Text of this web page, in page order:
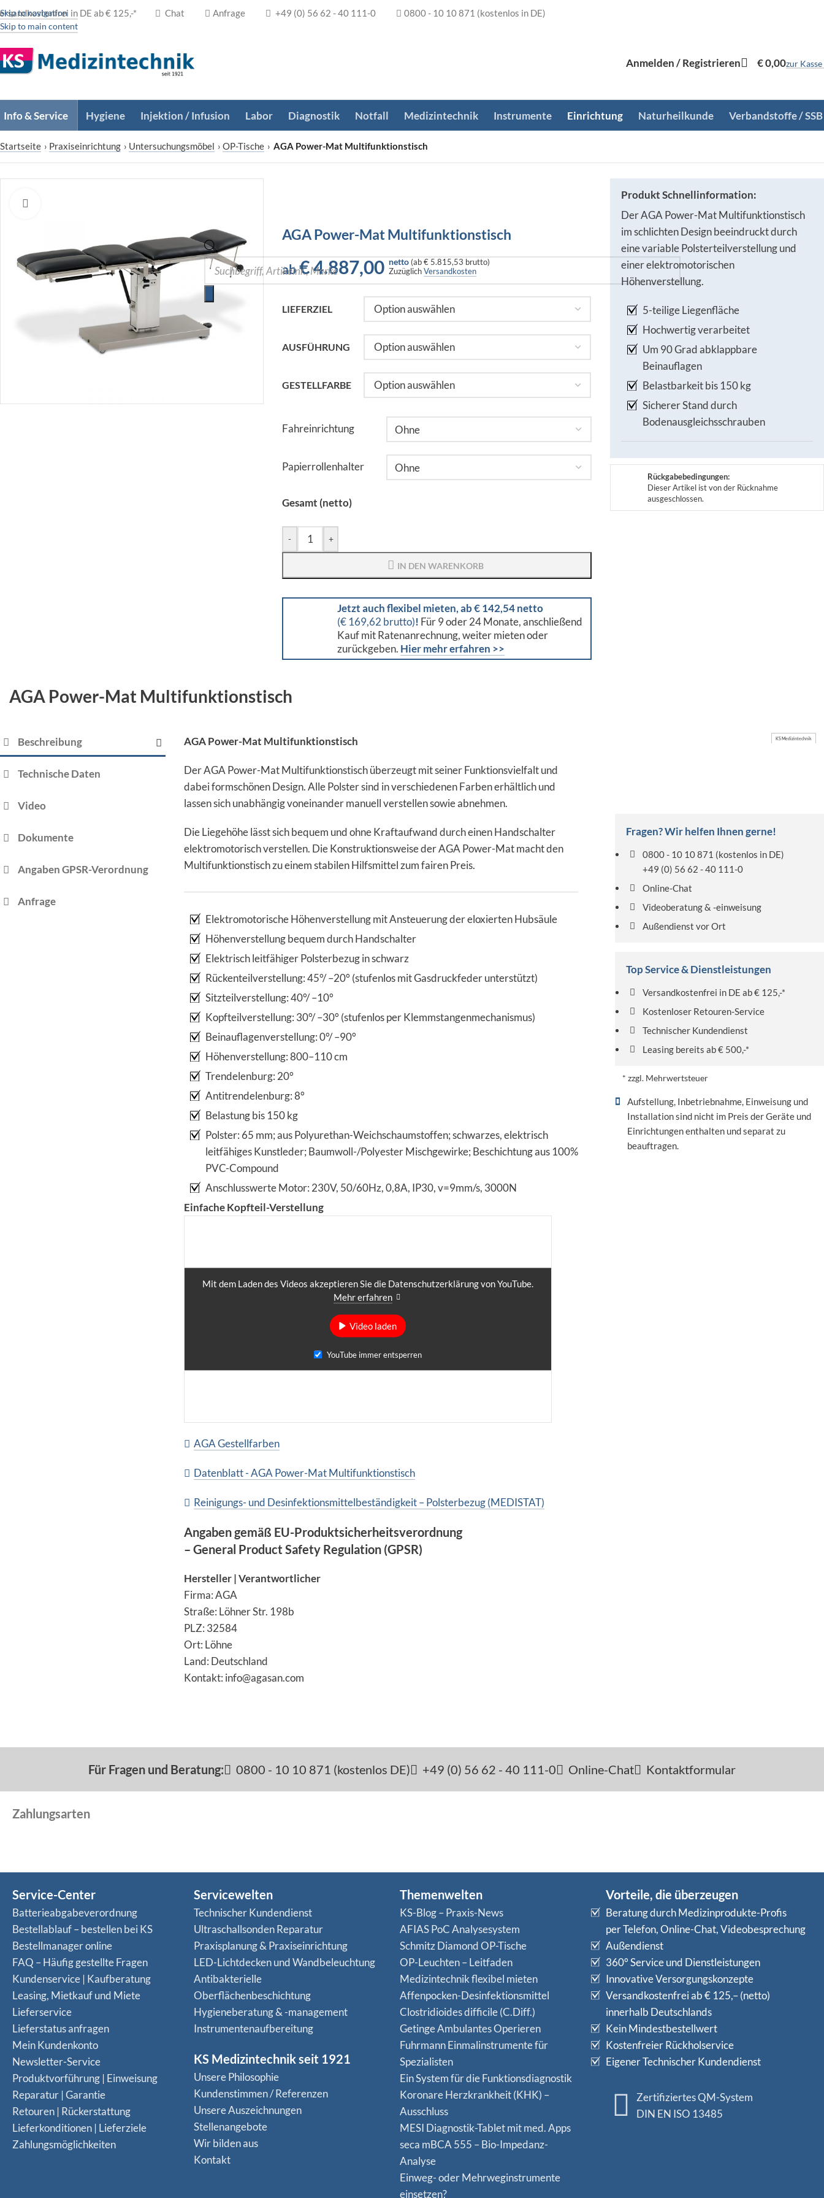
Skip to navigation
Skip to main content
in DE ab € 125,-* Chat Anfrage +49 (0) 56 62 - 40 111-0 0800 - 10 10 871 (kostenlos in DE)
Anmelden / Registrieren €0,00zur Kasse
Info & Service Hygiene Injektion / Infusion Labor Diagnostik Notfall Medizintechnik Instrumente Einrichtung Naturheilkunde Verbandstoffe / SSB
Startseite › Praxiseinrichtung › Untersuchungsmöbel › OP-Tische › AGA Power-Mat Multifunktionstisch
AGA Power-Mat Multifunktionstisch
ab €4.887,00 netto (ab€ 5.815,53 brutto)
ZuzüglichVersandkosten
LIEFERZIEL
AUSFÜHRUNG
GESTELLFARBE
Fahreinrichtung
Papierrollenhalter
Gesamt (netto)
- +
IN DEN WARENKORB
Jetzt auch flexibel mieten, ab € 142,54 netto
(€ 169,62 brutto)! Für 9 oder 24 Monate, anschließend
Kauf mit Ratenanrechnung, weiter mieten oder
zurückgeben. Hier mehr erfahren >>
Produkt Schnellinformation:
Der AGA Power-Mat Multifunktionstisch
im schlichten Design beeindruckt durch
eine variable Polsterteilverstellung und
einer elektromotorischen
Höhenverstellung.
5-teilige Liegenfläche
Hochwertig verarbeitet
Um 90 Grad abklappbare
Beinauflagen
Belastbarkeit bis 150 kg
Sicherer Stand durch
Bodenausgleichsschrauben
Rückgabebedingungen:
Dieser Artikel ist von der Rücknahme
ausgeschlossen.
AGA Power-Mat Multifunktionstisch
Beschreibung
Technische Daten
Video
Dokumente
Angaben GPSR-Verordnung
Anfrage
AGA Power-Mat Multifunktionstisch
Der AGA Power-Mat Multifunktionstisch überzeugt mit seiner Funktionsvielfalt und
dabei formschönen Design. Alle Polster sind in verschiedenen Farben erhältlich und
lassen sich unabhängig voneinander manuell verstellen sowie abnehmen.
Die Liegehöhe lässt sich bequem und ohne Kraftaufwand durch einen Handschalter
elektromotorisch verstellen. Die Konstruktionsweise der AGA Power-Mat macht den
Multifunktionstisch zu einem stabilen Hilfsmittel zum fairen Preis.
Elektromotorische Höhenverstellung mit Ansteuerung der eloxierten Hubsäule
Höhenverstellung bequem durch Handschalter
Elektrisch leitfähiger Polsterbezug in schwarz
Rückenteilverstellung: 45°/ –20° (stufenlos mit Gasdruckfeder unterstützt)
Sitzteilverstellung: 40°/ –10°
Kopfteilverstellung: 30°/ –30° (stufenlos per Klemmstangenmechanismus)
Beinauflagenverstellung: 0°/ –90°
Höhenverstellung: 800–110 cm
Trendelenburg: 20°
Antitrendelenburg: 8°
Belastung bis 150 kg
Polster: 65 mm; aus Polyurethan-Weichschaumstoffen; schwarzes, elektrisch
leitfähiges Kunstleder; Baumwoll-/Polyester Mischgewirke; Beschichtung aus 100%
PVC-Compound
Anschlusswerte Motor: 230V, 50/60Hz, 0,8A, IP30, v=9mm/s, 3000N
Einfache Kopfteil-Verstellung
Mit dem Laden des Videos akzeptieren Sie die Datenschutzerklärung von YouTube.
Mehr erfahren
Video laden
YouTube immer entsperren
AGA Gestellfarben
Datenblatt - AGA Power-Mat Multifunktionstisch
Reinigungs- und Desinfektionsmittelbeständigkeit – Polsterbezug (MEDISTAT)
Angaben gemäß EU-Produktsicherheitsverordnung
– General Product Safety Regulation (GPSR)
Hersteller | Verantwortlicher
Firma: AGA
Straße: Löhner Str. 198b
PLZ: 32584
Ort: Löhne
Land: Deutschland
Kontakt: info@agasan.com
KS Medizintechnik
Fragen? Wir helfen Ihnen gerne!
0800 - 10 10 871 (kostenlos in DE)
+49 (0) 56 62 - 40 111-0
Online-Chat
Videoberatung & -einweisung
Außendienst vor Ort
Top Service & Dienstleistungen
Versandkostenfrei in DE ab € 125,-*
Kostenloser Retouren-Service
Technischer Kundendienst
Leasing bereits ab € 500,-*
* zzgl. Mehrwertsteuer
Aufstellung, Inbetriebnahme, Einweisung und
Installation sind nicht im Preis der Geräte und
Einrichtungen enthalten und separat zu
beauftragen.
Für Fragen und Beratung: 0800 - 10 10 871 (kostenlos DE) +49 (0) 56 62 - 40 111-0 Online-Chat Kontaktformular
Zahlungsarten
Service-Center
Batterieabgabeverordnung
Bestellablauf – bestellen bei KS
Bestellmanager online
FAQ – Häufig gestellte Fragen
Kundenservice | Kaufberatung
Leasing, Mietkauf und Miete
Lieferservice
Lieferstatus anfragen
Mein Kundenkonto
Newsletter-Service
Produktvorführung | Einweisung
Reparatur | Garantie
Retouren | Rückerstattung
Lieferkonditionen | Lieferziele
Zahlungsmöglichkeiten
Servicewelten
Technischer Kundendienst
Ultraschallsonden Reparatur
Praxisplanung & Praxiseinrichtung
LED-Lichtdecken und Wandbeleuchtung
Antibakterielle
Oberflächenbeschichtung
Hygieneberatung & -management
Instrumentenaufbereitung
KS Medizintechnik seit 1921
Unsere Philosophie
Kundenstimmen / Referenzen
Unsere Auszeichnungen
Stellenangebote
Wir bilden aus
Kontakt
Themenwelten
KS-Blog – Praxis-News
AFIAS PoC Analysesystem
Schmitz Diamond OP-Tische
OP-Leuchten – Leitfaden
Medizintechnik flexibel mieten
Affenpocken-Desinfektionsmittel
Clostridioides difficile (C.Diff.)
Getinge Ambulantes Operieren
Fuhrmann Einmalinstrumente für
Spezialisten
Ein System für die Funktionsdiagnostik
Koro­nare Herz­krank­heit (KHK) –
Ausschluss
MESI Diagnostik-Tablet mit med. Apps
seca mBCA 555 – Bio-Impedanz-
Analyse
Einweg- oder Mehrweginstrumente
einsetzen?
Vorteile, die überzeugen
Beratung durch Medizinprodukte-Profis
per Telefon, Online-Chat, Videobesprechung
Außendienst
360° Service und Dienstleistungen
Innovative Versorgungskonzepte
Versandkostenfrei ab € 125,– (netto)
innerhalb Deutschlands
Kein Mindestbestellwert
Kostenfreier Rückholservice
Eigener Technischer Kundendienst
Zertifiziertes QM-System
DIN EN ISO 13485